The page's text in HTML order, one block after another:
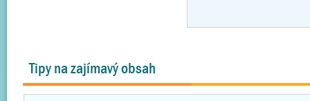
Tipy na zajímavý obsah